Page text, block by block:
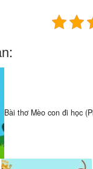
Bài thơ Mèo con đi học